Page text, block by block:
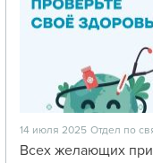
14 июля 2025 Отдел по
Всех желающих